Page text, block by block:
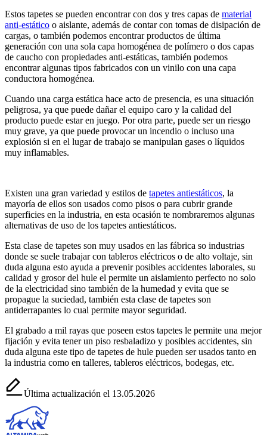
Estos tapetes se pueden encontrar con dos y tres capas de material
anti-estático o aislante, además de contar con tomas de disipación de
cargas, o también podemos encontrar productos de última
generación con una sola capa homogénea de polímero o dos capas
de caucho con propiedades anti-estáticas, también podemos
encontrar algunas tipos fabricados con un vinilo con una capa
conductora homogénea.
Cuando una carga estática hace acto de presencia, es una situación
peligrosa, ya que puede dañar el equipo caro y la calidad del
producto puede estar en juego. Por otra parte, puede ser un riesgo
muy grave, ya que puede provocar un incendio o incluso una
explosión si en el lugar de trabajo se manipulan gases o líquidos
muy inflamables.
Existen una gran variedad y estilos de tapetes antiestáticos, la
mayoría de ellos son usados como pisos o para cubrir grande
superficies en la industria, en esta ocasión te nombraremos algunas
alternativas de uso de los tapetes antiestáticos.
Esta clase de tapetes son muy usados en las fábrica so industrias
donde se suele trabajar con tableros eléctricos o de alto voltaje, sin
duda alguna esto ayuda a prevenir posibles accidentes laborales, su
calidad y grosor del hule el permite un aislamiento perfecto no solo
de la electricidad sino también de la humedad y evita que se
propague la suciedad, también esta clase de tapetes son
antiderrapantes lo cual permite mayor seguridad.
El grabado a mil rayas que poseen estos tapetes le permite una mejor
fijación y evita tener un piso resbaladizo y posibles accidentes, sin
duda alguna este tipo de tapetes de hule pueden ser usados tanto en
la industria como en talleres, tableros eléctricos, bodegas, etc.
Última actualización el 13.05.2026